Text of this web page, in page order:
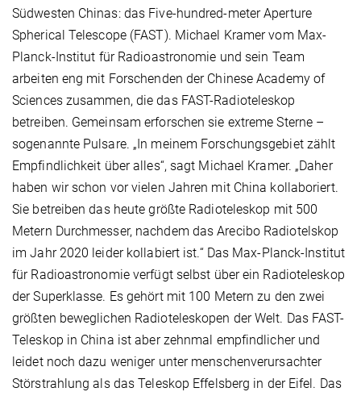
Südwesten Chinas: das Five-hundred-meter Aperture
Spherical Telescope (FAST). Michael Kramer vom Max-
Planck-Institut für Radioastronomie und sein Team
arbeiten eng mit Forschenden der Chinese Academy of
Sciences zusammen, die das FAST-Radioteleskop
betreiben. Gemeinsam erforschen sie extreme Sterne –
sogenannte Pulsare. „In meinem Forschungsgebiet zählt
Empfindlichkeit über alles“, sagt Michael Kramer. „Daher
haben wir schon vor vielen Jahren mit China kollaboriert.
Sie betreiben das heute größte Radioteleskop mit 500
Metern Durchmesser, nachdem das Arecibo Radiotelskop
im Jahr 2020 leider kollabiert ist.“ Das Max-Planck-Institut
für Radioastronomie verfügt selbst über ein Radioteleskop
der Superklasse. Es gehört mit 100 Metern zu den zwei
größten beweglichen Radioteleskopen der Welt. Das FAST-
Teleskop in China ist aber zehnmal empfindlicher und
leidet noch dazu weniger unter menschenverursachter
Störstrahlung als das Teleskop Effelsberg in der Eifel. Das